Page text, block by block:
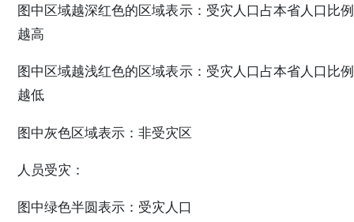
图中区域越深红色的区域表示：受灾人口占本省人口比例
越高
图中区域越浅红色的区域表示：受灾人口占本省人口比例
越低
图中灰色区域表示：非受灾区
人员受灾：
图中绿色半圆表示：受灾人口